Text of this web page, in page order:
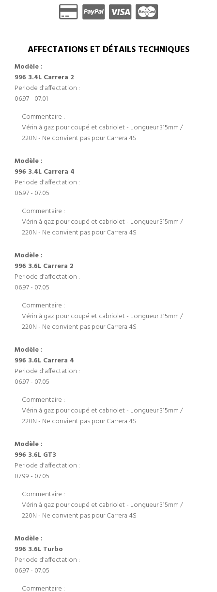
AFFECTATIONS ET DÉTAILS TECHNIQUES
Modèle :
996 3.4L Carrera 2
Periode d'affectation :
06.97 - 07.01
Commentaire :
Vérin à gaz pour coupé et cabriolet - Longueur 315mm /
220N - Ne convient pas pour Carrera 4S
Modèle :
996 3.4L Carrera 4
Periode d'affectation :
06.97 - 07.05
Commentaire :
Vérin à gaz pour coupé et cabriolet - Longueur 315mm /
220N - Ne convient pas pour Carrera 4S
Modèle :
996 3.6L Carrera 2
Periode d'affectation :
06.97 - 07.05
Commentaire :
Vérin à gaz pour coupé et cabriolet - Longueur 315mm /
220N - Ne convient pas pour Carrera 4S
Modèle :
996 3.6L Carrera 4
Periode d'affectation :
06.97 - 07.05
Commentaire :
Vérin à gaz pour coupé et cabriolet - Longueur 315mm /
220N - Ne convient pas pour Carrera 4S
Modèle :
996 3.6L GT3
Periode d'affectation :
07.99 - 07.05
Commentaire :
Vérin à gaz pour coupé et cabriolet - Longueur 315mm /
220N - Ne convient pas pour Carrera 4S
Modèle :
996 3.6L Turbo
Periode d'affectation :
06.97 - 07.05
Commentaire :